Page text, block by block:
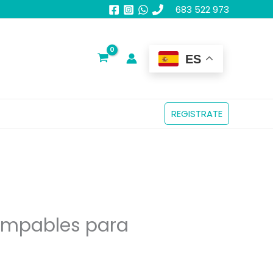
683 522 973
ES
REGISTRATE
para